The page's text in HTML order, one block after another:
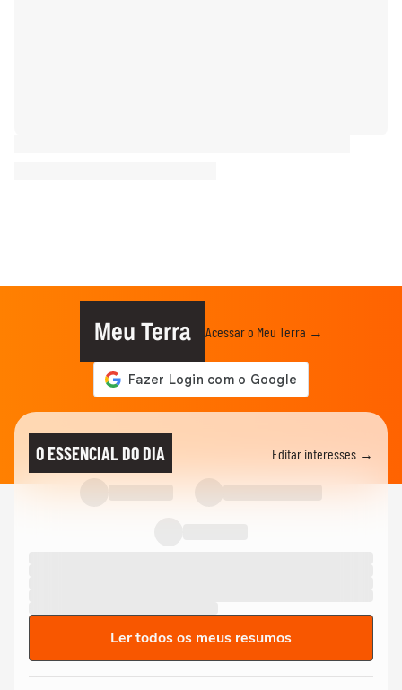
Meu Terra Acessar o Meu Terra →
O ESSENCIAL DO DIA Editar interesses →
Ler todos os meus resumos